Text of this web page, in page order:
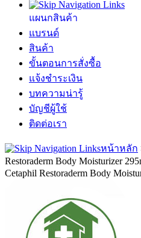
แผนกสินค้า
แบรนด์
สินค้า
ขั้นตอนการสั่งซื้อ
แจ้งชำระเงิน
บทความน่ารู้
บัญชีผู้ใช้
ติดต่อเรา
หน้าหลัก
Restoraderm Body Moisturizer
Cetaphil Restoraderm Body